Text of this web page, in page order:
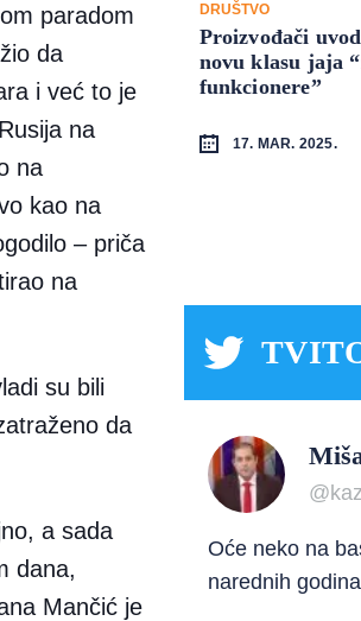
paradom
da
i već to je
na
na
kao na
– priča
na
su bili
da
a sada
dana,
Mančić je
DRUŠTVO
Proizvođači
novu klasu jaja
funkcionere”
17. MAR. 2025.
Oće neko na
narednih